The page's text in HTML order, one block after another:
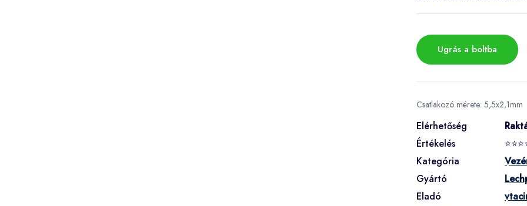
Ugrás a boltba
Csatlakozó mérete: 5,5x2,1mm
Elérhetőség
Értékelés
Kategória
Gyártó
Eladó